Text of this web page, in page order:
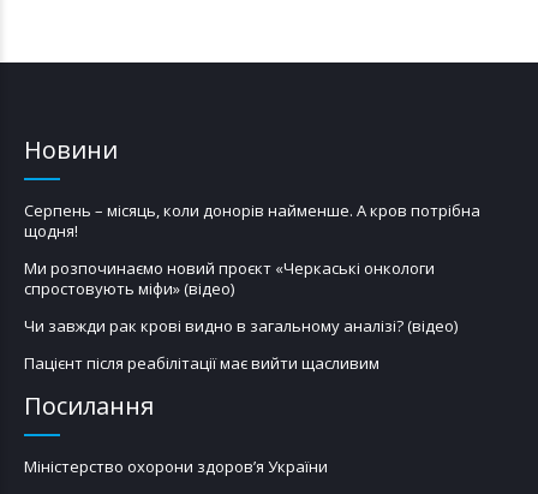
Новини
Серпень – місяць, коли донорів найменше. А кров потрібна
щодня!
Ми розпочинаємо новий проєкт «Черкаські онкологи
спростовують міфи» (відео)
Чи завжди рак крові видно в загальному аналізі? (відео)
Пацієнт після реабілітації має вийти щасливим
Посилання
Міністерство охорони здоров’я України